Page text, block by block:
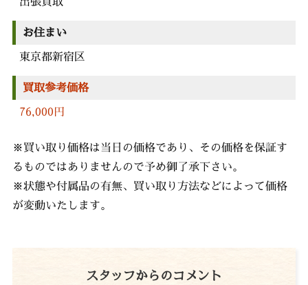
お住まい
東京都新宿区
買取参考価格
76,000円
※買い取り価格は当日の価格であり、その価格を保証す
るものではありませんので予め御了承下さい。
※状態や付属品の有無、買い取り方法などによって価格
が変動いたします。
スタッフからのコメント